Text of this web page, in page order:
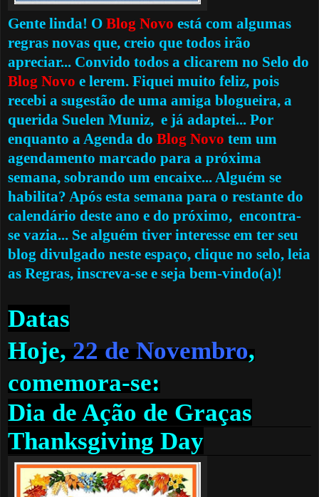
Gente linda! O Blog Novo está com algumas
regras novas que, creio que todos irão
apreciar... Convido todos a clicarem no Selo do
Blog Novo e lerem. Fiquei muito feliz, pois
recebi a sugestão de uma amiga blogueira, a
querida Suelen Muniz, e já adaptei... Por
enquanto a Agenda do Blog Novo tem um
agendamento marcado para a próxima
semana, sobrando um encaixe... Alguém se
habilita? Após esta semana para o restante do
calendário deste ano e do próximo, encontra-
se vazia... Se alguém tiver interesse em ter seu
blog divulgado neste espaço, clique no selo, leia
as Regras, inscreva-se e seja bem-vindo(a)!
Datas
Hoje, 22 de Novembro,
comemora-se:
Dia de Ação de Graças
Thanksgiving Day